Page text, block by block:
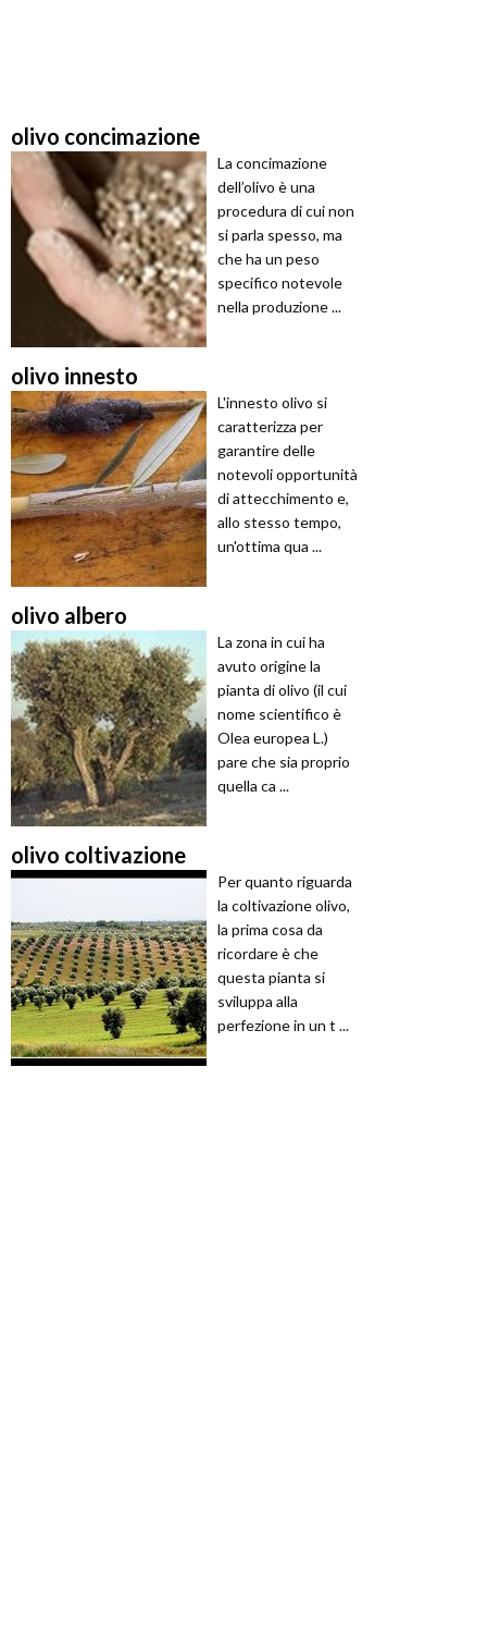
olivo concimazione
La concimazione
dell’olivo è una
procedura di cui non
si parla spesso, ma
che ha un peso
specifico notevole
nella produzione ...
olivo innesto
L'innesto olivo si
caratterizza per
garantire delle
notevoli opportunità
di attecchimento e,
allo stesso tempo,
un'ottima qua ...
olivo albero
La zona in cui ha
avuto origine la
pianta di olivo (il cui
nome scientifico è
Olea europea L.)
pare che sia proprio
quella ca ...
olivo coltivazione
Per quanto riguarda
la coltivazione olivo,
la prima cosa da
ricordare è che
questa pianta si
sviluppa alla
perfezione in un t ...